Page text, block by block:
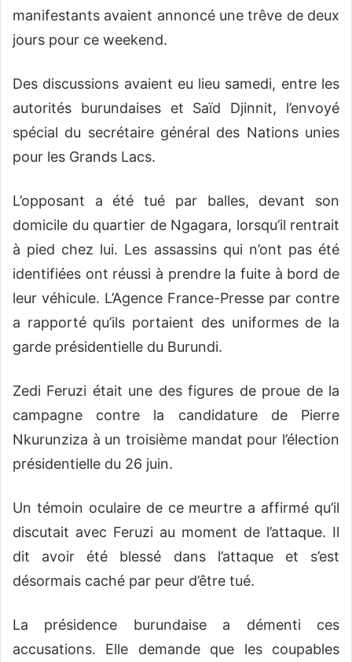
manifestants avaient annoncé une trêve de deux
jours pour ce weekend.
Des discussions avaient eu lieu samedi, entre les
autorités burundaises et Saïd Djinnit, l’envoyé
spécial du secrétaire général des Nations unies
pour les Grands Lacs.
L’opposant a été tué par balles, devant son
domicile du quartier de Ngagara, lorsqu’il rentrait
à pied chez lui. Les assassins qui n’ont pas été
identifiées ont réussi à prendre la fuite à bord de
leur véhicule. L’Agence France-Presse par contre
a rapporté qu’ils portaient des uniformes de la
garde présidentielle du Burundi.
Zedi Feruzi était une des figures de proue de la
campagne contre la candidature de Pierre
Nkurunziza à un troisième mandat pour l’élection
présidentielle du 26 juin.
Un témoin oculaire de ce meurtre a affirmé qu’il
discutait avec Feruzi au moment de l’attaque. Il
dit avoir été blessé dans l’attaque et s’est
désormais caché par peur d’être tué.
La présidence burundaise a démenti ces
accusations. Elle demande que les coupables